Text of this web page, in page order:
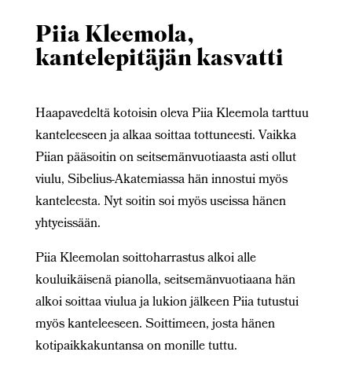
Piia Kleemola,
kantelepitäjän kasvatti
Haapavedeltä kotoisin oleva Piia Kleemola tarttuu
kanteleeseen ja alkaa soittaa tottuneesti. Vaikka
Piian pääsoitin on seitsemänvuotiaasta asti ollut
viulu, Sibelius-Akatemiassa hän innostui myös
kanteleesta. Nyt soitin soi myös useissa hänen
yhtyeissään.
Piia Kleemolan soittoharrastus alkoi alle
kouluikäisenä pianolla, seitsemänvuotiaana hän
alkoi soittaa viulua ja lukion jälkeen Piia tutustui
myös kanteleeseen. Soittimeen, jostahänen
kotipaikkakuntansa on monille tuttu.